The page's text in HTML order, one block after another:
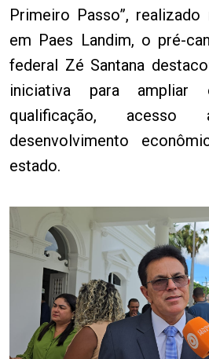
Primeiro Passo”,
em Paes Landim, o pré-
federal Zé Santana
iniciativa para ampliar
qualificação,
desenvolvimento
estado.